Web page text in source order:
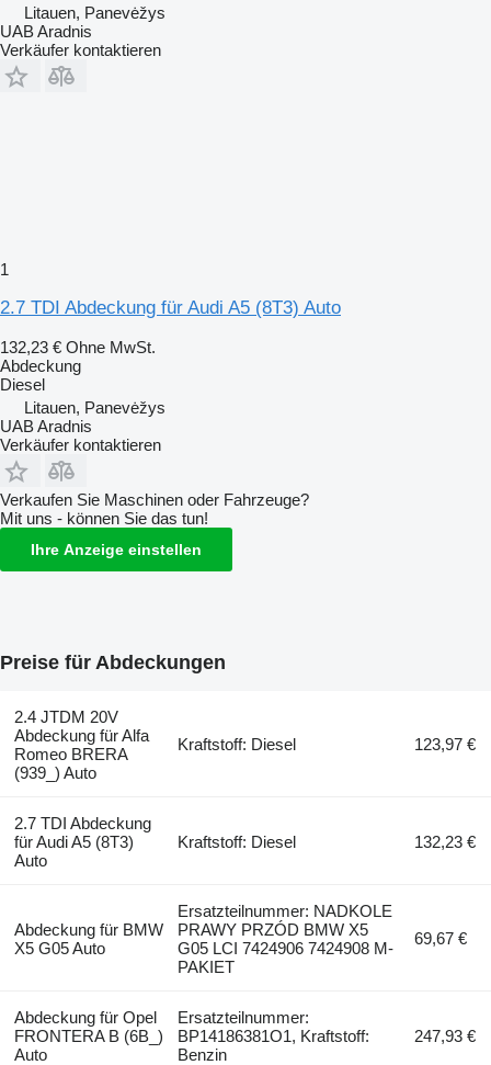
Litauen, Panevėžys
UAB Aradnis
Verkäufer kontaktieren
1
2.7 TDI Abdeckung für Audi A5 (8T3) Auto
132,23 € Ohne MwSt.
Abdeckung
Diesel
Litauen, Panevėžys
UAB Aradnis
Verkäufer kontaktieren
Verkaufen Sie Maschinen oder Fahrzeuge?
Mit uns - können Sie das tun!
Ihre Anzeige einstellen
Preise für Abdeckungen
2.4 JTDM 20V
Abdeckung für Alfa
Romeo BRERA
(939_) Auto
Kraftstoff: Diesel 123,97 €
2.7 TDI Abdeckung
für Audi A5 (8T3)
Auto
Kraftstoff: Diesel 132,23 €
Abdeckung für BMW
X5 G05 Auto
Ersatzteilnummer: NADKOLE
PRAWY PRZÓD BMW X5
G05 LCI 7424906 7424908 M-
PAKIET
69,67 €
Abdeckung für Opel
FRONTERA B (6B_)
Auto
Ersatzteilnummer:
BP14186381O1, Kraftstoff:
Benzin
247,93 €